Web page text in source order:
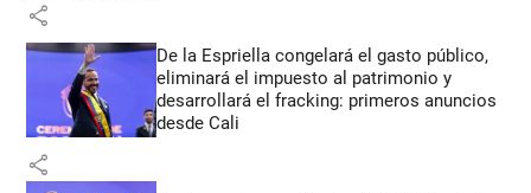
share
De la Espriella congelará el gasto público,
eliminará el impuesto al patrimonio y
desarrollará el fracking: primeros anuncios
desde Cali
share